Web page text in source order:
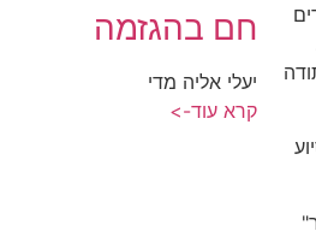
חם בהגזמה
יעלי אליה מדי
קרא עוד->